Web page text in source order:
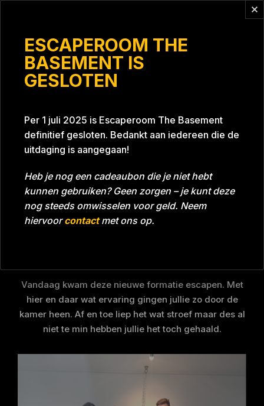
ESCAPEROOM THE
BASEMENT IS
GESLOTEN
Per 1 juli 2025 is Escaperoom The Basement
definitief gesloten. Bedankt aan iedereen die de
uitdaging is aangegaan!
Heb je nog een cadeaubon die je niet hebt
kunnen gebruiken? Geen zorgen – je kunt deze
nog steeds omwisselen voor geld. Neem
hiervoorcontactmet ons op.
Tijd 59:14 Datum 11-12-2021
Room Project Blue 26A8
Vandaag kwam deze nieuwe formatie escapen. Met
hier en daar wat ervaring gingen jullie zo door de
kamer heen. Af en toe liep het wat stroef maar des al
niet te min hebben jullie het toch gehaald.